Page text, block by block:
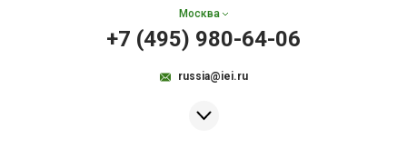
Москва
+7 (495) 980-64-06
russia@iei.ru